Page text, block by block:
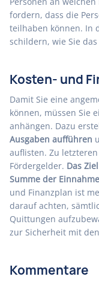
fordern, dass die
teilhaben können. In
schildern, wie Sie
Kosten- und
Damit Sie eine
können, müssen Sie
anhängen. Dazu
Ausgaben aufführen
auflisten. Zu
Fördergelder. Das
Summe der
und Finanzplan ist
darauf achten,
Quittungen
zur Sicherheit mit
Kommentare